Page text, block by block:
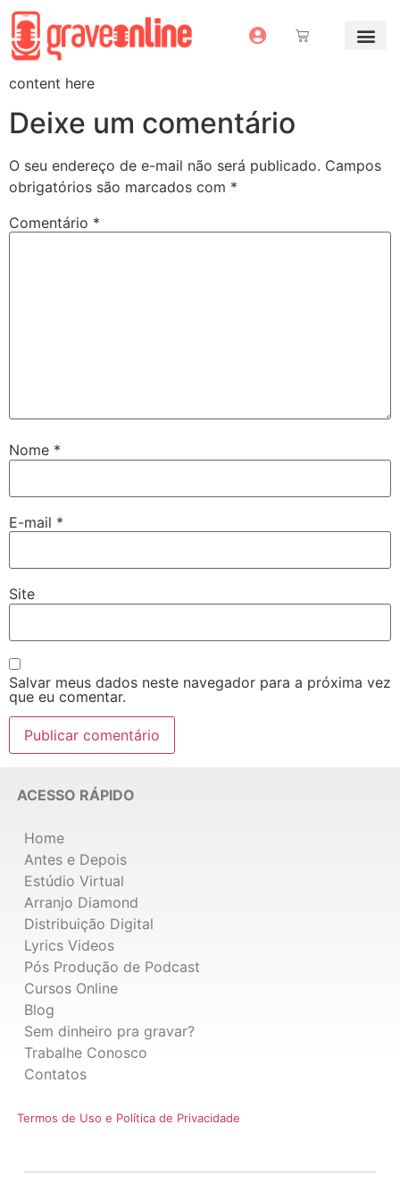
content here
Deixe um comentário
O seu endereço de e-mail não será publicado. Campos
obrigatórios são marcados com *
Comentário *
Nome *
E-mail *
Site
Salvar meus dados neste navegador para a próxima vez
que eu comentar.
ACESSO RÁPIDO
Home
Antes e Depois
Estúdio Virtual
Arranjo Diamond
Distribuição Digital
Lyrics Videos
Pós Produção de Podcast
Cursos Online
Blog
Sem dinheiro pra gravar?
Trabalhe Conosco
Contatos
Termos de Uso e Política de Privacidade